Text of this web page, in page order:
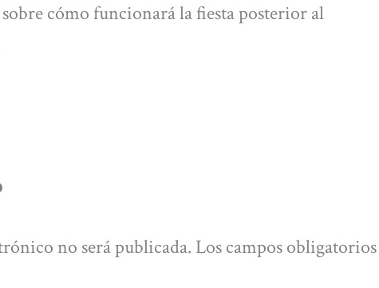
cómo funcionará la fiesta posterior al
no será publicada. Los campos obligatorios